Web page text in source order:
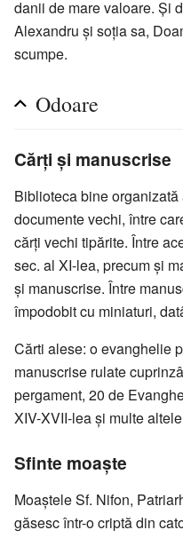
danii de mare valoare. Şi
Alexandru şi soţia sa,
scumpe.
Odoare
Cărţi şi manuscrise
Biblioteca bine
documente vechi, între
cărţi vechi tipărite. Între
sec. al XI-lea, precum şi
şi manuscrise. Între
împodobit cu miniaturi,
Cărti alese: o evanghelie
manuscrise rulate
pergament, 20 de
XIV-XVII-lea şi multe
Sfinte moaşte
Moaştele Sf. Nifon,
găsesc într-o criptă din